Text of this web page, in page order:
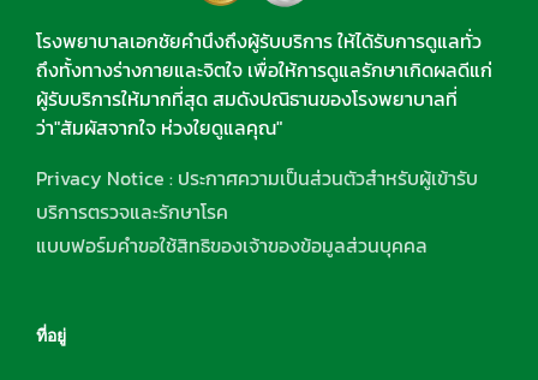
โรงพยาบาลเอกชัยคำนึงถึงผู้รับบริการ ให้ได้รับการดูแลทั่ว
ถึงทั้งทางร่างกายและจิตใจ เพื่อให้การดูแลรักษาเกิดผลดีแก่
ผู้รับบริการให้มากที่สุด สมดังปณิธานของโรงพยาบาลที่
ว่า"สัมผัสจากใจ ห่วงใยดูแลคุณ"
Privacy Notice : ประกาศความเป็นส่วนตัวสำหรับผู้เข้ารับ
บริการตรวจและรักษาโรค
แบบฟอร์มคำขอใช้สิทธิของเจ้าของข้อมูลส่วนบุคคล
ที่อยู่